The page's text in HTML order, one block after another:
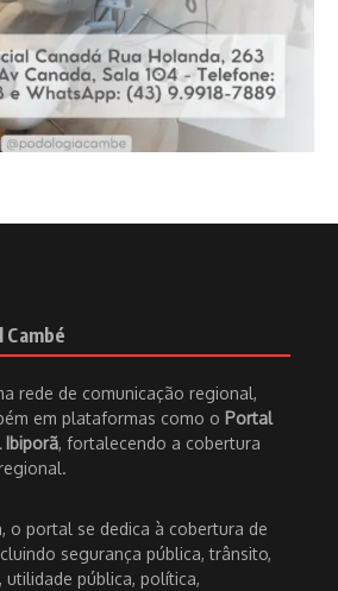
rede de comunicação regional,
em plataformas como o Portal
Ibiporã, fortalecendo a cobertura
o portal se dedica à cobertura de
segurança pública, trânsito,
utilidade pública, política,